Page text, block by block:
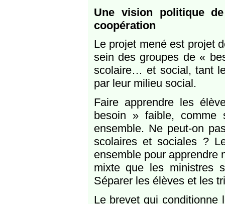
Une vision politique
coopération
Le projet mené est projet
sein des groupes de «
scolaire… et social, tant
par leur milieu social.
Faire apprendre les
besoin » faible, comme
ensemble. Ne peut-on
scolaires et sociales ?
ensemble pour apprendre
mixte que les ministres
Séparer les élèves et les
Le brevet qui conditionne